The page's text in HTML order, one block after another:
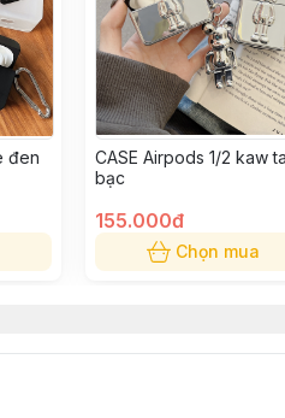
toàn quốc thời gian
trước khi nhận, lưu ý không
đen
CASE Airpods 1/2 kaw
bạc
155.000đ
Chọn mua